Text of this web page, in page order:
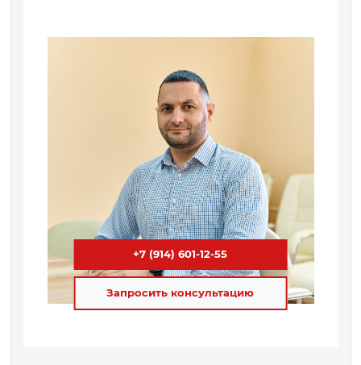
+7 (914) 601-12-55
Запросить консультацию